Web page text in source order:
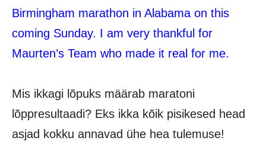
Birmingham marathon in Alabama on this
coming Sunday. I am very thankful for
Maurten’s Team who made it real for me.
Mis ikkagi lõpuks määrab maratoni
lõppresultaadi? Eks ikka kõik pisikesed head
asjad kokku annavad ühe hea tulemuse!